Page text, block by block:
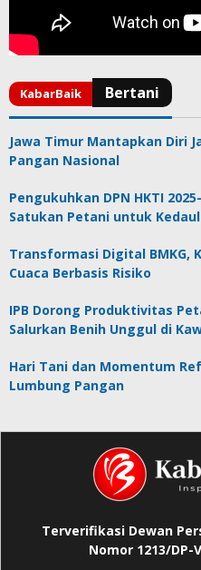
Jawa Timur Mantapkan Diri
Pangan Nasional
Pengukuhkan DPN HKTI
Satukan Petani untuk
Transformasi Digital BMKG,
Cuaca Berbasis Risiko
IPB Dorong Produktivitas
Salurkan Benih Unggul di
Hari Tani dan Momentum
Lumbung Pangan
Terverifikasi Dewan
Nomor 1213/